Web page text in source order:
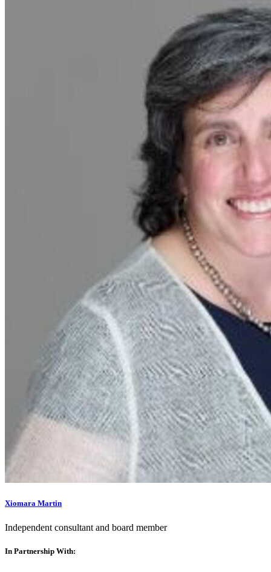
Xiomara Martin
Independent consultant and board member
In Partnership With: